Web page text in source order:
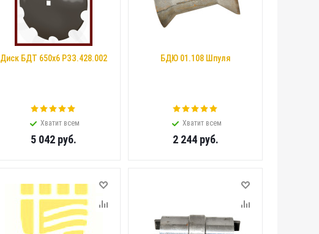
Диск БДТ 650х6 РЗЗ.428.002
Хватит всем
5 042 руб.
БДЮ 01.108 Шпуля
Хватит всем
2 244 руб.